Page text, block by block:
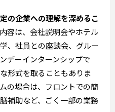
の企業への理解を深めるこ
容は、会社説明会やホテル
、社員との座談会、グルー
デーインターンシップで
形式を取ることもありま
の場合は、フロントでの簡
補助など、ごく一部の業務